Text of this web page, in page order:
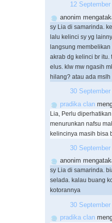
12
anonim
sy Lia di samarinda.
lalu kelinci sy yg
langsung membelikan
akrab dg kelinci br itu.
elus. klw mw ngasih
hilang? atau ada mslh
30
pradika clan
Lia, Perlu
menurunkan nafsu
kelincinya masih bisa
30 September
anonim
sy Lia di samarinda.
selada. kalau buang
kotorannya
30
pradika clan